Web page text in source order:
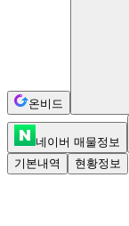
온비드
네이버 매물정보
기본내역
현황정보